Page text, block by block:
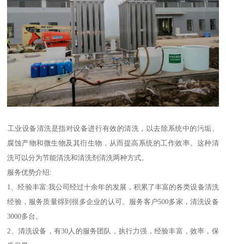
‌工业设备清洗‌是指对设备进行有效的清洗，以去除系统中的污垢、
腐蚀产物和微生物及其衍生物，从而提高系统的工作效率。这种清
洗可以分为节能清洗和清洗剂清洗两种方式。‌
服务优势介绍:
1、经验丰富:我公司经过十余年的发展，积累了丰富的各类设备清洗
经验，服务质量得到很多企业的认可。服务客户500多家，清洗设备
3000多台。
2、清洗设备，有30人的服务团队，执行力强，经验丰富，效率，保